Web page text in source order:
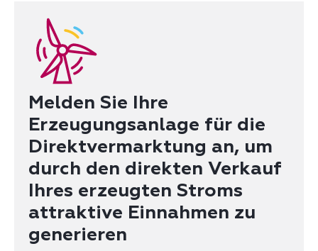
Melden Sie Ihre
Erzeugungsanlage für die
Direktvermarktung an, um
durch den direkten Verkauf
Ihres erzeugten Stroms
attraktive Einnahmen zu
generieren